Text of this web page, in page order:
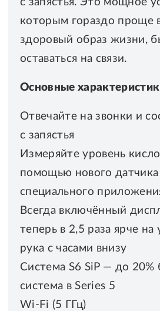
которым гораздо проще
здоровый образ жизни,
оставаться на связи.
Основные
Отвечайте на звонки и
с запястья
Измеряйте уровень
помощью нового датчика
специального
Всегда включённый
теперь в 2,5 раза ярче на
рука с часами внизу
Система S6 SiP — до 20%
система в Series 5
Wi-Fi (5 ГГц)